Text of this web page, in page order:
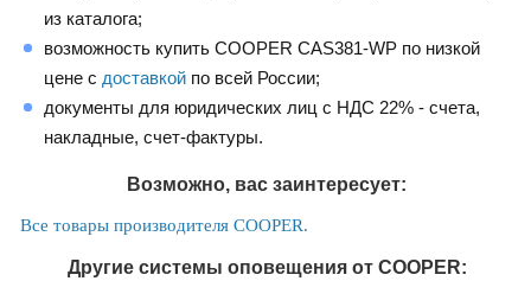
из каталога;
возможность купить COOPER CAS381-WP по низкой
цене с доставкой по всей России;
документы для юридических лиц с НДС 22% - счета,
накладные, счет-фактуры.
Возможно, вас заинтересует:
Все товары производителя COOPER.
Другие системы оповещения от COOPER: